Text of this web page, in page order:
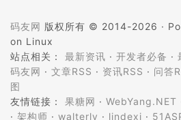
码友网 版权所有 © 2014-2026 ·
on Linux
站点相关： 最新资讯 · 开发者必备 ·
码友网 · 文章RSS · 资讯RSS · 问答
图
友情链接： 果糖网 · WebYang.NET
· 架构师 · walterlv · lindexi ·